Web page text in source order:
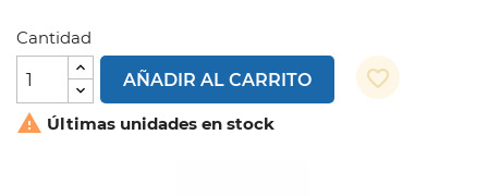
Cantidad
AÑADIR AL CARRITO
favorite_border
 Últimas unidades en stock